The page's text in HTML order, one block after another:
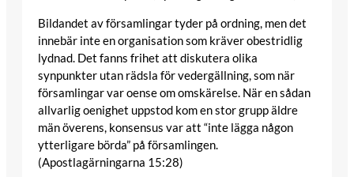
Bildandet av församlingar tyder på ordning, men det
innebär inte en organisation som kräver obestridlig
lydnad. Det fanns frihet att diskutera olika
synpunkter utan rädsla för vedergällning, som när
församlingar var oense om omskärelse. När en sådan
allvarlig oenighet uppstod kom en stor grupp äldre
män överens, konsensus var att “inte lägga någon
ytterligare börda” på församlingen.
(Apostlagärningarna 15:28)